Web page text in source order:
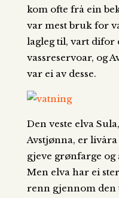
kom ofte frå ein
var mest bruk for
lagleg til, vart difor
vassreservoar, og
var ei av desse.
Den veste elva
Avstjønna, er
gjeve grønfarge og
Men elva har ei
renn gjennom den